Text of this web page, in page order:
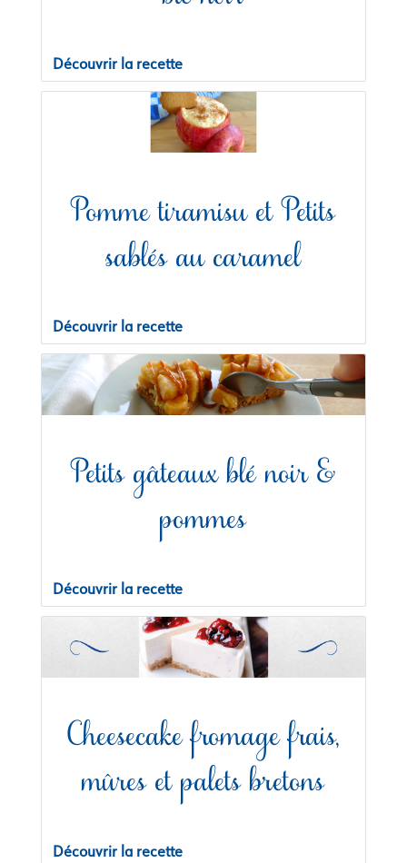
Découvrir la recette
Pomme tiramisu et Petits
sablés au caramel
Découvrir la recette
Petits gâteaux blé noir &
pommes
Découvrir la recette
Cheesecake fromage frais,
mûres et palets bretons
Découvrir la recette